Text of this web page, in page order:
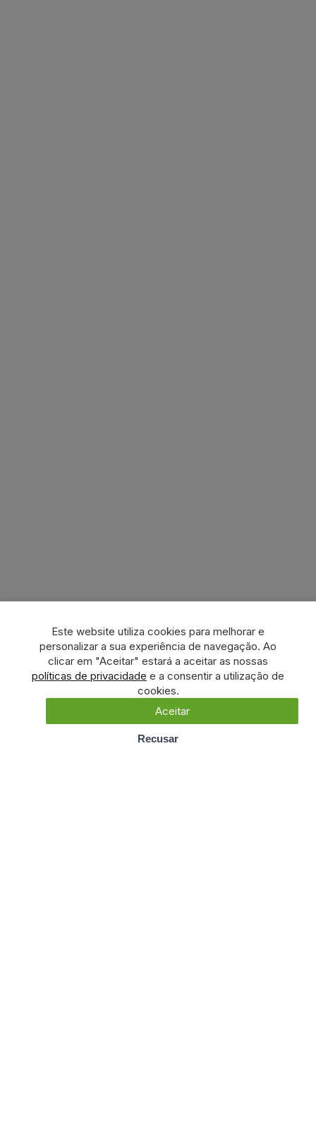
Este website utiliza cookies para melhorar e
personalizar a sua experiência de navegação. Ao
clicar em "Aceitar" estará a aceitar as nossas
políticas de privacidade e a consentir a utilização de
cookies.
Aceitar
Recusar